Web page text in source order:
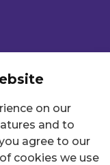
on our
and to
agree to our
cookies we use